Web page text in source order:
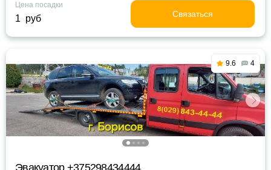
Цена посадки
1 руб Связаться
9.6 4
Эвакуатор +375298434444